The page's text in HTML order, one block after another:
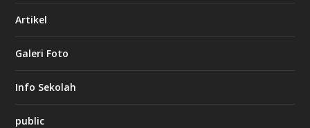
Artikel
Galeri Foto
Info Sekolah
public